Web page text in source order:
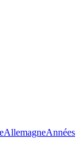
AllemagneAnnées